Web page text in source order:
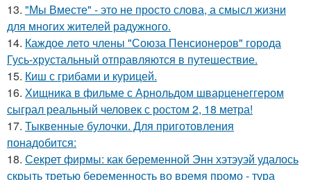
13. "Мы Вместе" - это не просто слова, а смысл жизни
для многих жителей радужного.
14. Каждое лето члены "Союза Пенсионеров" города
Гусь-хрустальный отправляются в путешествие.
15. Киш с грибами и курицей.
16. Хищника в фильме с Арнольдом шварценеггером
сыграл реальный человек с ростом 2, 18 метра!
17. Тыквенные булочки. Для приготовления
понадобится:
18. Секрет фирмы: как беременной Энн хэтэуэй удалось
скрыть третью беременность во время промо - тура